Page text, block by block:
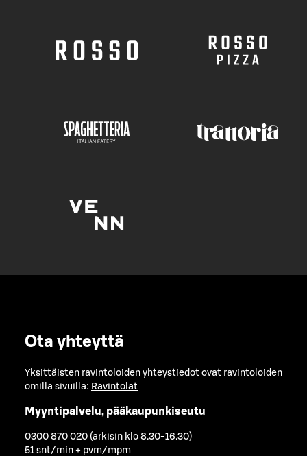
Ota yhteyttä
Yksittäisten ravintoloiden yhteystiedot ovat ravintoloiden
omilla sivuilla: Ravintolat
Myyntipalvelu, pääkaupunkiseutu
0300 870 020 (arkisin klo 8.30-16.30)
51 snt/min + pvm/mpm